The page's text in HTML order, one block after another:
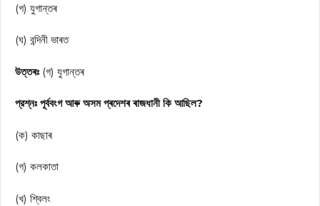
(গ) যুগান্তৰ
(ঘ) বন্দিনী ভাৰত
উত্তৰঃ (গ) যুগান্তৰ
প্রশ্নঃ পূর্ববংগ আৰু অসম প্ৰদেশৰ ৰাজধানী কি আছিল?
(ক) কাছাৰ
(গ) কলকাতা
(খ) শ্বিলং